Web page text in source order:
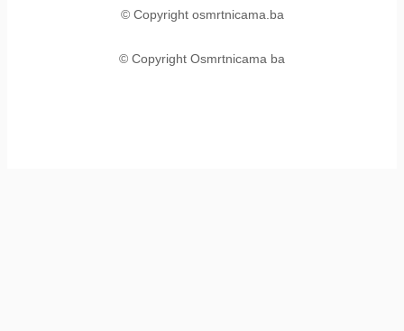
© Copyright osmrtnicama.ba
© Copyright Osmrtnicama ba